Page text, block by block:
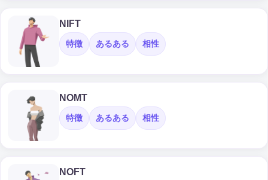
NIFT
特徴 あるある 相性
NOMT
特徴 あるある 相性
NOFT